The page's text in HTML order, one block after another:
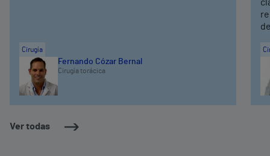
Ver todas
Cirugía
Fernando Cózar Bernal
Cirugía torácica